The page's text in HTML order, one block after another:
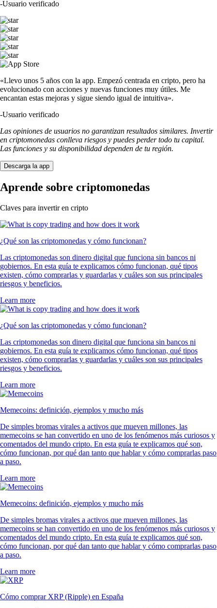
-Usuario verificado
«Llevo unos 5 años con la app. Empezó centrada en cripto, pero ha
evolucionado con acciones y nuevas funciones muy útiles. Me
encantan estas mejoras y sigue siendo igual de intuitiva».
-Usuario verificado
Las opiniones de usuarios no garantizan resultados similares. Invertir
en criptomonedas conlleva riesgos y puedes perder todo tu capital.
Las funciones y su disponibilidad dependen de tu región.
Descarga la app
Aprende sobre criptomonedas
Claves para invertir en cripto
¿Qué son las criptomonedas y cómo funcionan?
Las criptomonedas son dinero digital que funciona sin bancos ni
gobiernos. En esta guía te explicamos cómo funcionan, qué tipos
existen, cómo comprarlas y guardarlas y cuáles son sus principales
riesgos y beneficios.
Learn more
¿Qué son las criptomonedas y cómo funcionan?
Las criptomonedas son dinero digital que funciona sin bancos ni
gobiernos. En esta guía te explicamos cómo funcionan, qué tipos
existen, cómo comprarlas y guardarlas y cuáles son sus principales
riesgos y beneficios.
Learn more
Memecoins: definición, ejemplos y mucho más
De simples bromas virales a activos que mueven millones, las
memecoins se han convertido en uno de los fenómenos más curiosos y
comentados del mundo cripto. En esta guía te explicamos qué son,
cómo funcionan, por qué dan tanto que hablar y cómo comprarlas paso
a paso.
Learn more
Memecoins: definición, ejemplos y mucho más
De simples bromas virales a activos que mueven millones, las
memecoins se han convertido en uno de los fenómenos más curiosos y
comentados del mundo cripto. En esta guía te explicamos qué son,
cómo funcionan, por qué dan tanto que hablar y cómo comprarlas paso
a paso.
Learn more
Cómo comprar XRP (Ripple) en España